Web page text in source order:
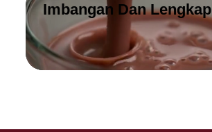
Imbangan Dan Lengkap